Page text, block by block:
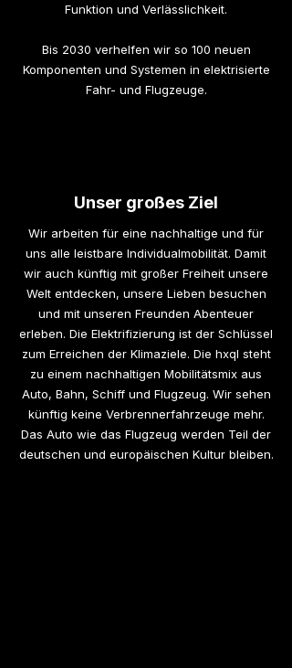
Funktion und Verlässlichkeit.
Bis 2030 verhelfen wir so 100 neuen
Komponenten und Systemen in elektrisierte
Fahr- und Flugzeuge.
Unser großes Ziel
Wir arbeiten für eine nachhaltige und für
uns alle leistbare Individualmobilität. Damit
wir auch künftig mit großer Freiheit unsere
Welt entdecken, unsere Lieben besuchen
und mit unseren Freunden Abenteuer
erleben. Die Elektrifizierung ist der Schlüssel
zum Erreichen der Klimaziele. Die hxql steht
zu einem nachhaltigen Mobilitätsmix aus
Auto, Bahn, Schiff und Flugzeug. Wir sehen
künftig keine Verbrennerfahrzeuge mehr.
Das Auto wie das Flugzeug werden Teil der
deutschen und europäischen Kultur bleiben.